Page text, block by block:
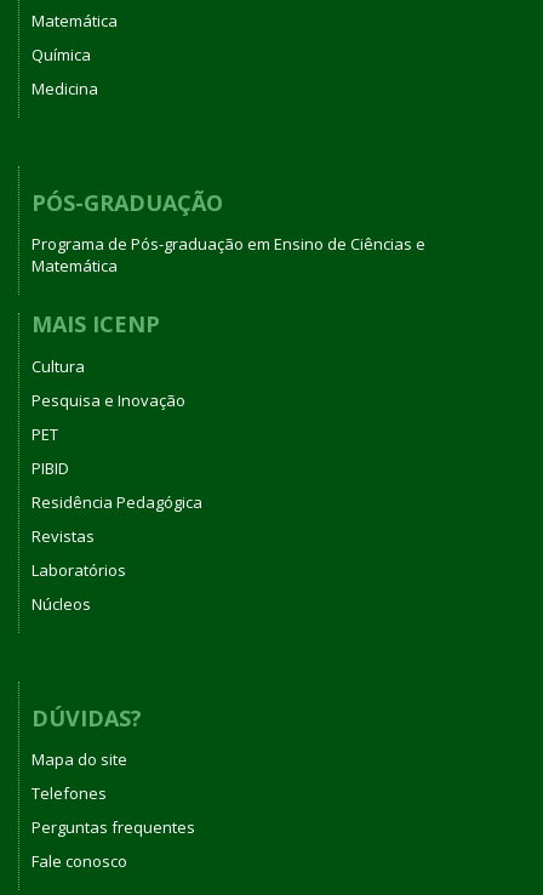
Matemática
Química
Medicina
PÓS-GRADUAÇÃO
Programa de Pós-graduação em Ensino de Ciências e
Matemática
MAIS ICENP
Cultura
Pesquisa e Inovação
PET
PIBID
Residência Pedagógica
Revistas
Laboratórios
Núcleos
DÚVIDAS?
Mapa do site
Telefones
Perguntas frequentes
Fale conosco